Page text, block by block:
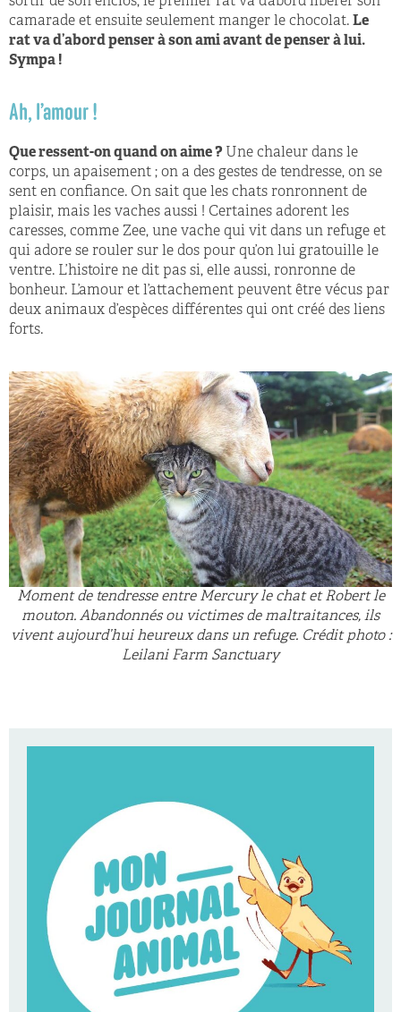
camarade et ensuite seulement manger le chocolat. Le
rat va d’abord penser à son ami avant de penser à lui.
Sympa !
Ah, l’amour !
Que ressent-on quand on aime ? Une chaleur dans le
corps, un apaisement ; on a des gestes de tendresse, on se
sent en confiance. On sait que les chats ronronnent de
plaisir, mais les vaches aussi ! Certaines adorent les
caresses, comme Zee, une vache qui vit dans un refuge et
qui adore se rouler sur le dos pour qu’on lui gratouille le
ventre. L’histoire ne dit pas si, elle aussi, ronronne de
bonheur. L’amour et l’attachement peuvent être vécus par
deux animaux d’espèces diﬀérentes qui ont créé des liens
forts.
Moment de tendresse entre Mercury le chat et Robert le
mouton. Abandonnés ou victimes de maltraitances, ils
vivent aujourd’hui heureux dans un refuge. Crédit photo :
Leilani Farm Sanctuary